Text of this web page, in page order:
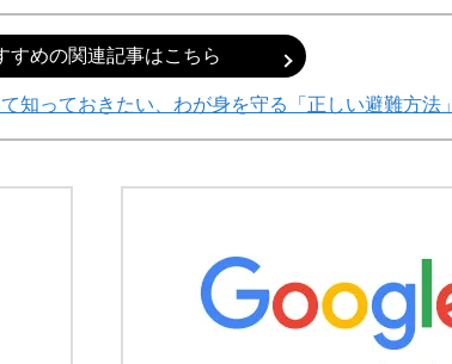
すめの関連記事はこちら
知っておきたい、わが身を守る「正しい避難方法」